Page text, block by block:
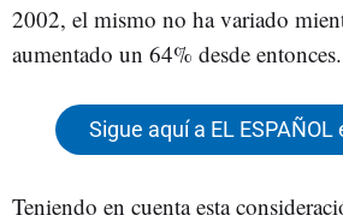
2002, el mismo no ha variado
aumentado un 64% desde entonces.
Sigue aquí a EL ESPAÑOL
Teniendo en cuenta esta